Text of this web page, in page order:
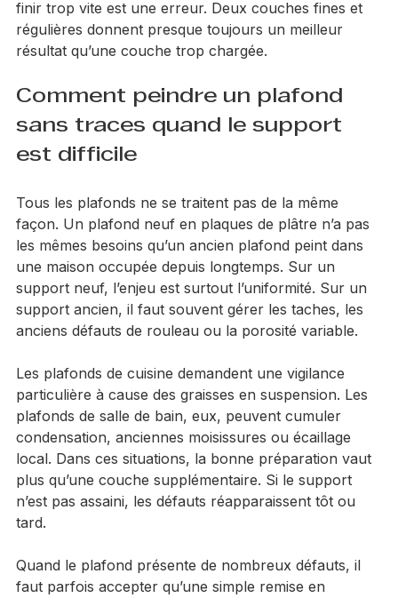
la peinture a un pouvoir couvrant moyen, vouloir
finir trop vite est une erreur. Deux couches fines et
régulières donnent presque toujours un meilleur
Comment peindre un plafond
sans traces quand le support
Tous les plafonds ne se traitent pas de la même
façon. Un plafond neuf en plaques de plâtre n’a pas
les mêmes besoins qu’un ancien plafond peint dans
une maison occupée depuis longtemps. Sur un
support neuf, l’enjeu est surtout l’uniformité. Sur un
support ancien, il faut souvent gérer les taches, les
Les plafonds de cuisine demandent une vigilance
particulière à cause des graisses en suspension. Les
plafonds de salle de bain, eux, peuvent cumuler
condensation, anciennes moisissures ou écaillage
local. Dans ces situations, la bonne préparation vaut
plus qu’une couche supplémentaire. Si le support
n’est pas assaini, les défauts réapparaissent tôt ou
Quand le plafond présente de nombreux défauts, il